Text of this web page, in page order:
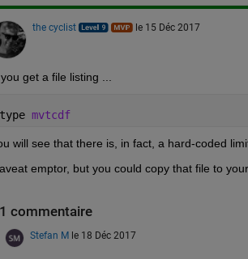
the cyclist le 15 Déc 2017
get a file listing ...
type mvtcdf
will see that there is, in fact, a hard-coded
emptor, but you could copy that file to
1 commentaire
Stefan M le 18 Déc 2017